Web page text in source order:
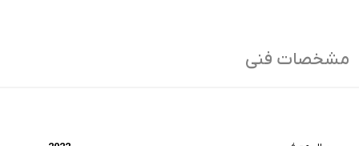
می توانید آیپد خود را به مانیتور یا تلویزیون وصل کرده و عکس
ها و ویدیو های مورد نظر خود را روی یک صفحه نمایش بزرگتر
مشخصات فنی